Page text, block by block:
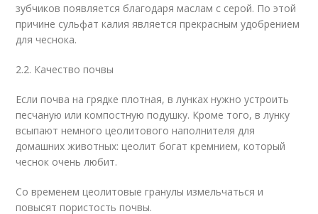
зубчиков появляется благодаря маслам с серой. По этой
причине сульфат калия является прекрасным удобрением
для чеснока.
2.2. Качество почвы
Если почва на грядке плотная, в лунках нужно устроить
песчаную или компостную подушку. Кроме того, в лунку
всыпают немного цеолитового наполнителя для
домашних животных: цеолит богат кремнием, который
чеснок очень любит.
Со временем цеолитовые гранулы измельчаться и
повысят пористость почвы.